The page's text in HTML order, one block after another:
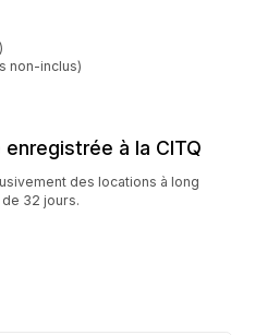
non-inclus)
à la CITQ
des locations à long
32 jours.